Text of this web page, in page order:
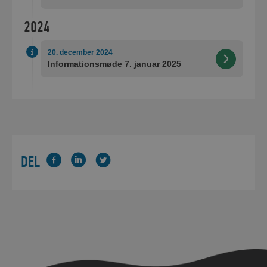
2024
20. december 2024
Informationsmøde 7. januar 2025
DEL